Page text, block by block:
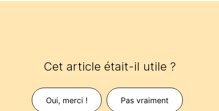
Cet article était-il utile ?
Oui, merci ! Pas vraiment